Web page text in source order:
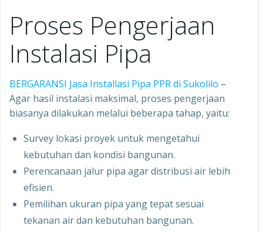
Proses Pengerjaan
Instalasi Pipa
BERGARANSI Jasa Installasi Pipa PPR di Sukolilo –
Agar hasil instalasi maksimal, proses pengerjaan
biasanya dilakukan melalui beberapa tahap, yaitu:
Survey lokasi proyek untuk mengetahui
kebutuhan dan kondisi bangunan.
Perencanaan jalur pipa agar distribusi air lebih
efisien.
Pemilihan ukuran pipa yang tepat sesuai
tekanan air dan kebutuhan bangunan.